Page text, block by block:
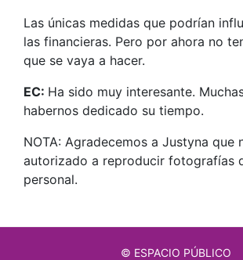
Las únicas medidas que podrían
las financieras. Pero por ahora no
que se vaya a hacer.
EC: Ha sido muy interesante.
habernos dedicado su tiempo.
NOTA: Agradecemos a Justyna que
autorizado a reproducir fotografías
personal.
© ESPACIO PÚBLICO